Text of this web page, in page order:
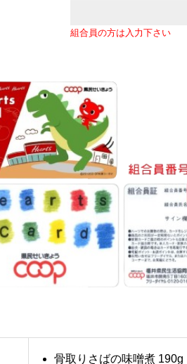
組合員の方は入力下さい
骨取りさばの味噌煮 190g